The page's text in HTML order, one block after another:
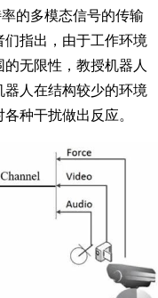
的多模态信号的传输
指出，由于工作环境
无限性，教授机器人
人在结构较少的环境
种干扰做出反应。